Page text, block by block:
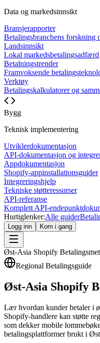
Data og markedsinnsikt
Bransjerapporter
Betalingsbranchens forskning
Landsinnsikt
Lokal markedsbetalingsadfærd
Betalningstrender
Framvoksende
Verktøy
Betalingskalkulatorer og
Bygg
Teknisk implementering
Utviklerdokumentasjon
API-dokumentasjon og
Appdokumentasjon
Shopify-appinstallationsguider
Integreringshjelp
Tekniske støtteressurser
API-referanse
Komplett API-
Hurtiglenker:Alle guider
Logg inn Kom i gang
Øst-Asia Shopify
Regional Betalingsguide
Øst-Asia Shopify
Lær hvordan kunder betaler i
Shopify-handlere kan støtte
som dekker mobile
betalingsplattformer brukt i